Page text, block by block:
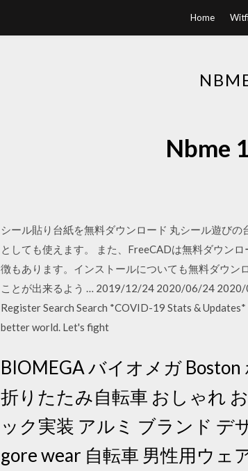
Home
Nbme
シール貼り台紙を無料ダウンロード 丸シール遊び
としても使えます。 また、FreeCADは無料ダウン
徴もあります。インストールについても無料ダウン
ことが出来るよう … 2019/12/24 2020/06/24 2020/
Register Search Search *COVID-19 Stats &
better world. Let's fight
BIOMEGA バイオメガ
折りたたみ自転車 おしゃれ
ック実装 アルミ ブランド デ
gore wear 自転車 男性用ウェ